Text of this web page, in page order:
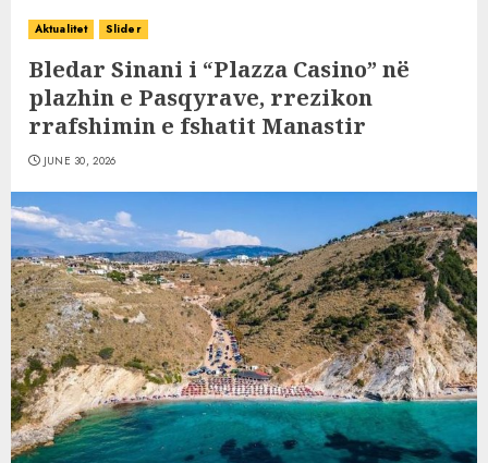
Aktualitet Slider
Bledar Sinani i “Plazza Casino” në
plazhin e Pasqyrave, rrezikon
rrafshimin e fshatit Manastir
JUNE 30, 2026